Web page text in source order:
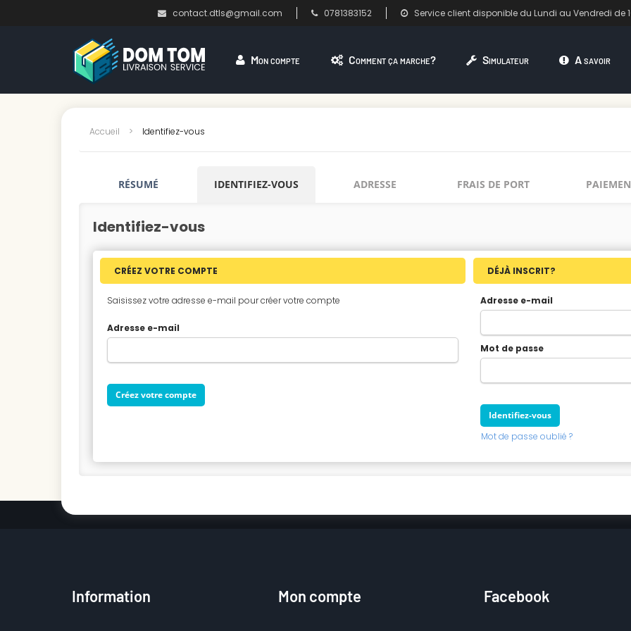
contact.dtls@gmail.com 0781383152 Service client disponible du Lundi au Vendredi de
Mon compte Comment ça marche? Simulateur A savoir
Accueil > Identifiez-vous
RÉSUMÉ IDENTIFIEZ-VOUS ADRESSE FRAIS DE PORT
Identifiez-vous
CRÉEZ VOTRE COMPTE
Saisissez votre adresse e-mail pour créer votre compte
Adresse e-mail
DÉJÀ INSCRIT?
Adresse e-mail
Mot de passe
Mot de passe oublié ?
Information Mon compte Facebook